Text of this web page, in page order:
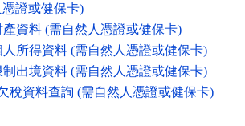
憑證或健保卡)
產資料 (需自然人憑證或健保卡)
人所得資料 (需自然人憑證或健保卡)
制出境資料 (需自然人憑證或健保卡)
稅資料查詢 (需自然人憑證或健保卡)